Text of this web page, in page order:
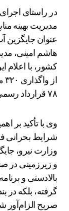
در راستای
مدیریت بهینه
عنوان جایگزین
هاشم امینی،
کشور، با اعلام
۷۸ قرارداد رسمی خبر داد.
وی با تأکید بر
شرایط بحرانی
وزارت نیرو،
و زیرزمینی در
بالادستی و
صریح